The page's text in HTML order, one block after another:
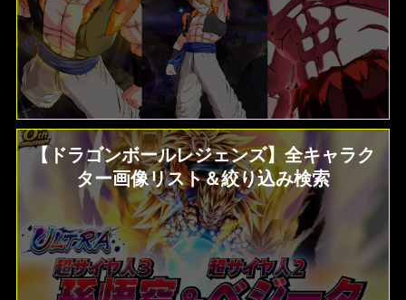
【ドラゴンボールレジェンズ】全キャラク
ター画像リスト＆絞り込み検索